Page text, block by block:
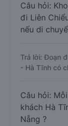
Câu hỏi:
đi Liên
nếu di
Trả lời: Đoạn
- Hà Tĩnh có
Câu hỏi:
khách Hà
Nẵng ?